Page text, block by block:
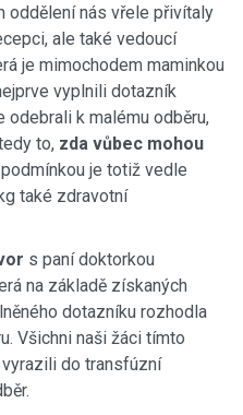
oddělení nás vřele přivítaly
ale také vedoucí
je mimochodem maminkou
vyplnili dotazník
odebrali k malému odběru,
to, zda vůbec mohou
je totiž vedle
také zdravotní
s paní doktorkou
na základě získaných
dotazníku rozhodla
Všichni naši žáci tímto
do transfúzní